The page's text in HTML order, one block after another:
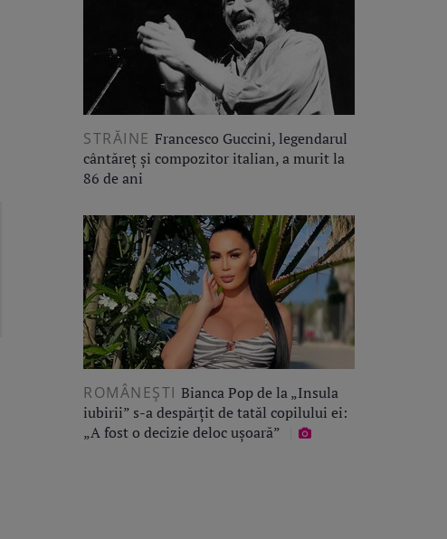
STRĂINE Francesco Guccini, legendarul
cântăreț și compozitor italian, a murit la
86 de ani
ROMÂNEŞTI Bianca Pop de la „Insula
iubirii” s-a despărțit de tatăl copilului ei:
„A fost o decizie deloc ușoară”